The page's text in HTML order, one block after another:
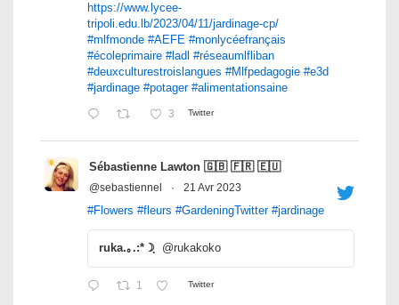
https://www.lycee-
tripoli.edu.lb/2023/04/11/jardinage-cp/
#mlfmonde #AEFE #monlycéefrançais
#écoleprimaire #ladl #réseaumlfliban
#deuxculturestroislangues #Mlfpedagogie #e3d
#jardinage #potager #alimentationsaine
3 Twitter
Sébastienne Lawton 🇬🇧 🇫🇷 🇪🇺
@sebastiennel · 21 Avr 2023
#Flowers #fleurs #GardeningTwitter #jardinage
ruka.｡.:*☽ฺ @rukakoko
1 Twitter